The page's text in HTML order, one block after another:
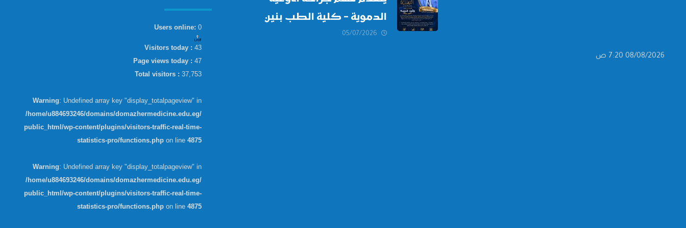
08/08/2026 7:20 ص
الدموية – كلية الطب بنين
05/07/2026
Users online: 0
Visitors today : 43
Page views today : 47
Total visitors : 37,753
Warning: Undefined array key "display_totalpageview" in
/home/u884693246/domains/domazhermedicine.edu.eg/
public_html/wp-content/plugins/visitors-traffic-real-time-
statistics-pro/functions.phpon line 4875
Warning: Undefined array key "display_totalpageview" in
/home/u884693246/domains/domazhermedicine.edu.eg/
public_html/wp-content/plugins/visitors-traffic-real-time-
statistics-pro/functions.phpon line 4875